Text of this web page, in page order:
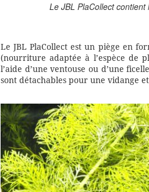
Le JBL PlaCollect
Le JBL PlaCollect est un piège en
(nourriture adaptée à l’espèce de
l’aide d’une ventouse ou d’une
sont détachables pour une vidange